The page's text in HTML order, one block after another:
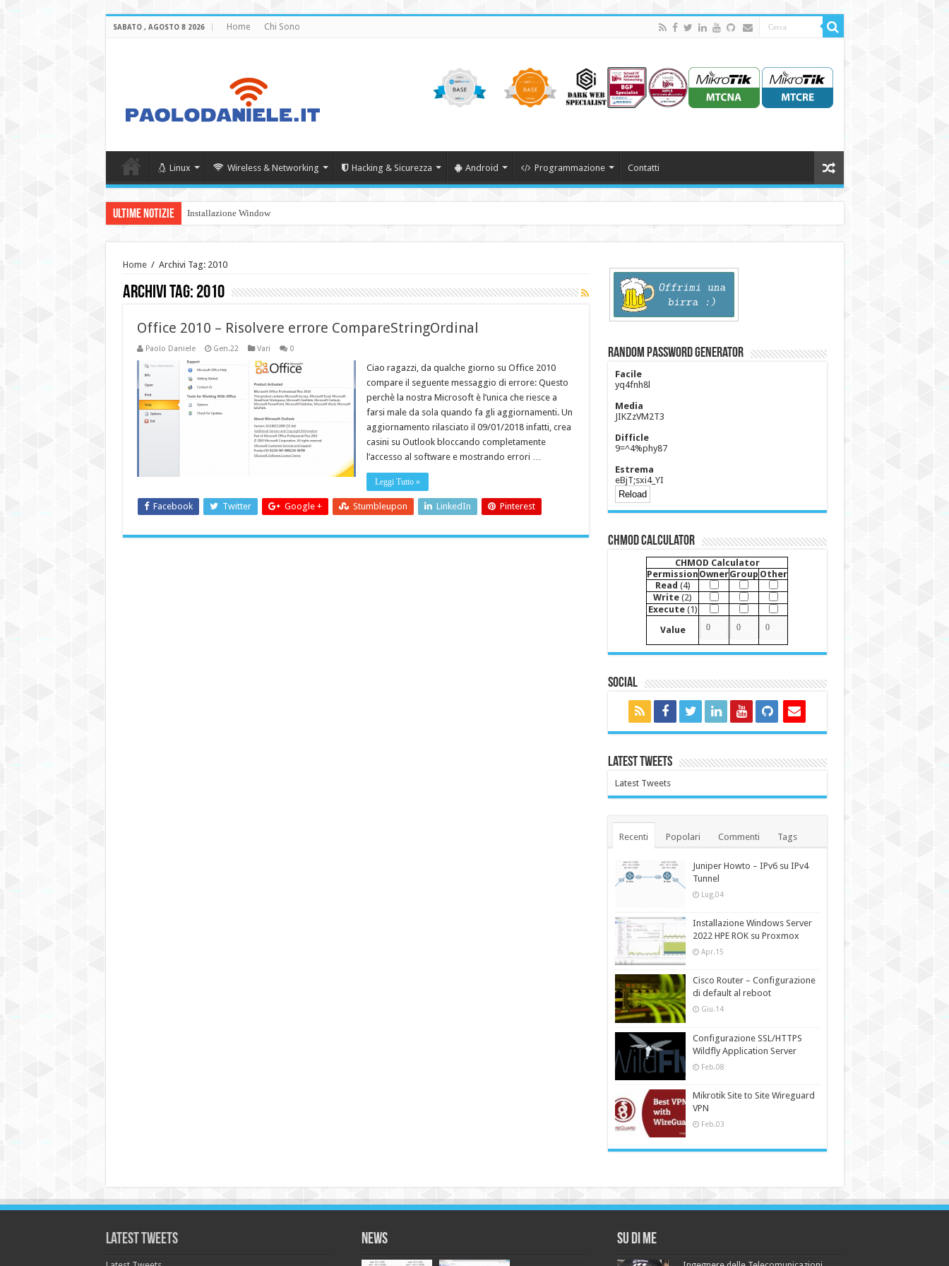
SABATO , AGOSTO 8 2026 Home Chi Sono
Linux Wireless & Networking Hacking & Sicurezza Android Programmazione Contatti
Ultime Notizie Installazione Windows Server 2022
Home / Archivi Tag: 2010
Archivi Tag: 2010
Office 2010 – Risolvere errore CompareStringOrdinal
Paolo Daniele Gen.22 Vari 0
Ciao ragazzi, da qualche giorno su Office 2010
compare il seguente messaggio di errore: Questo
perchè la nostra Microsoft è l’unica che riesce a
farsi male da sola quando fa gli aggiornamenti. Un
aggiornamento rilasciato il 09/01/2018 infatti, crea
casini su Outlook bloccando completamente
l’accesso al software e mostrando errori …
Leggi Tutto »
Facebook Twitter Google + Stumbleupon LinkedIn Pinterest
Random Password Generator
Facile
yq4fnh8l
Media
JIKZzVM2T3
Difficle
9=^4%phy87
Estrema
eBjT;sxi4_YI
CHMOD Calculator
CHMOD Calculator
Permission OwnerGroup Other
Read (4)
Write (2)
Execute(1)
Value
Social
Latest Tweets
Latest Tweets
Recenti Popolari Commenti Tags
Juniper Howto – IPv6 su IPv4
Tunnel
Lug.04
Installazione Windows Server
2022 HPE ROK su Proxmox
Apr.15
Cisco Router – Configurazione
di default al reboot
Giu.14
Configurazione SSL/HTTPS
Wildfly Application Server
Feb.08
Mikrotik Site to Site Wireguard
VPN
Feb.03
Latest Tweets News Su di me